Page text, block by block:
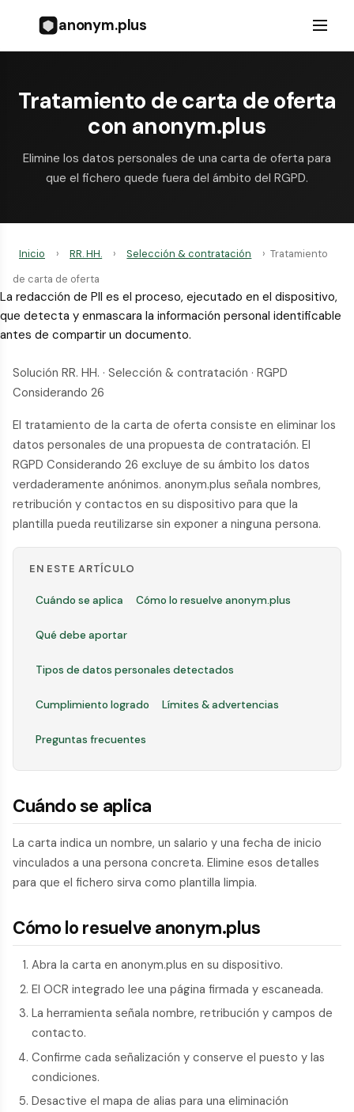
anonym.plus
Tratamiento de carta de oferta
con anonym.plus
Elimine los datos personales de una carta de oferta para
que el fichero quede fuera del ámbito del RGPD.
Inicio › RR. HH. › Selección & contratación › Tratamiento
de carta de oferta
La redacción de PII es el proceso, ejecutado en el dispositivo,
que detecta y enmascara la información personal identificable
antes de compartir un documento.
Solución RR. HH. · Selección & contratación · RGPD
Considerando 26
El tratamiento de la carta de oferta consiste en eliminar los
datos personales de una propuesta de contratación. El
RGPD Considerando 26 excluye de su ámbito los datos
verdaderamente anónimos. anonym.plus señala nombres,
retribución y contactos en su dispositivo para que la
plantilla pueda reutilizarse sin exponer a ninguna persona.
EN ESTE ARTÍCULO
Cuándo se aplica Cómo lo resuelve anonym.plus
Qué debe aportar
Tipos de datos personales detectados
Cumplimiento logrado Límites & advertencias
Preguntas frecuentes
Cuándo se aplica
La carta indica un nombre, un salario y una fecha de inicio
vinculados a una persona concreta. Elimine esos detalles
para que el fichero sirva como plantilla limpia.
Cómo lo resuelve anonym.plus
Abra la carta en anonym.plus en su dispositivo.
El OCR integrado lee una página firmada y escaneada.
La herramienta señala nombre, retribución y campos de
contacto.
Confirme cada señalización y conserve el puesto y las
condiciones.
Desactive el mapa de alias para una eliminación